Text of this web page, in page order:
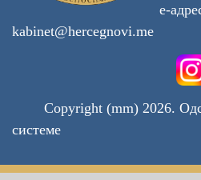
е-
kabinet@hercegnovi.me
Copyright (mm) 2026.
системе